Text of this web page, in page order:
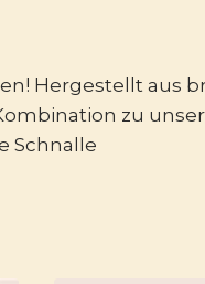
Hergestellt aus
zu
Schnalle